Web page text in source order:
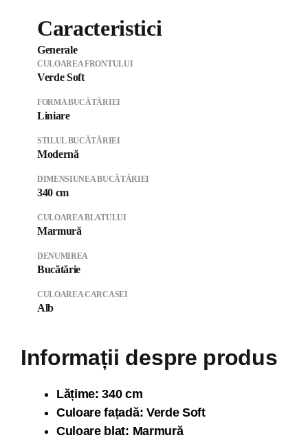
Caracteristici
Generale
CULOAREA FRONTULUI
Verde Soft
FORMA BUCĂTĂRIEI
Liniare
STILUL BUCĂTĂRIEI
Modernă
DIMENSIUNEA BUCĂTĂRIEI
340 cm
CULOAREA BLATULUI
Marmură
DENUMIREA
Bucătărie
CULOAREA CARCASEI
Alb
Informații despre produs
Lățime: 340 cm
Culoare fațadă: Verde Soft
Culoare blat: Marmură